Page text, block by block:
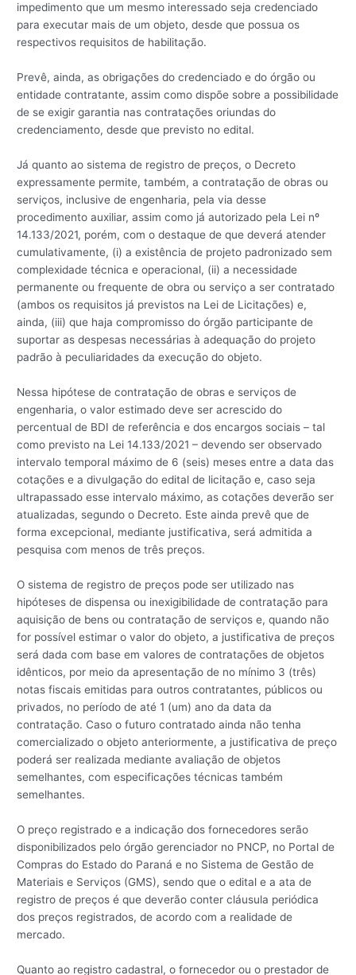
impedimento que um mesmo interessado seja credenciado
para executar mais de um objeto, desde que possua os
respectivos requisitos de habilitação.
Prevê, ainda, as obrigações do credenciado e do órgão ou
entidade contratante, assim como dispõe sobre a possibilidade
de se exigir garantia nas contratações oriundas do
credenciamento, desde que previsto no edital.
Já quanto ao sistema de registro de preços, o Decreto
expressamente permite, também, a contratação de obras ou
serviços, inclusive de engenharia, pela via desse
procedimento auxiliar, assim como já autorizado pela Lei nº
14.133/2021, porém, com o destaque de que deverá atender
cumulativamente, (i) a existência de projeto padronizado sem
complexidade técnica e operacional, (ii) a necessidade
permanente ou frequente de obra ou serviço a ser contratado
(ambos os requisitos já previstos na Lei de Licitações) e,
ainda, (iii) que haja compromisso do órgão participante de
suportar as despesas necessárias à adequação do projeto
padrão à peculiaridades da execução do objeto.
Nessa hipótese de contratação de obras e serviços de
engenharia, o valor estimado deve ser acrescido do
percentual de BDI de referência e dos encargos sociais – tal
como previsto na Lei 14.133/2021 – devendo ser observado
intervalo temporal máximo de 6 (seis) meses entre a data das
cotações e a divulgação do edital de licitação e, caso seja
ultrapassado esse intervalo máximo, as cotações deverão ser
atualizadas, segundo o Decreto. Este ainda prevê que de
forma excepcional, mediante justificativa, será admitida a
pesquisa com menos de três preços.
O sistema de registro de preços pode ser utilizado nas
hipóteses de dispensa ou inexigibilidade de contratação para
aquisição de bens ou contratação de serviços e, quando não
for possível estimar o valor do objeto, a justificativa de preços
será dada com base em valores de contratações de objetos
idênticos, por meio da apresentação de no mínimo 3 (três)
notas fiscais emitidas para outros contratantes, públicos ou
privados, no período de até 1 (um) ano da data da
contratação. Caso o futuro contratado ainda não tenha
comercializado o objeto anteriormente, a justificativa de preço
poderá ser realizada mediante avaliação de objetos
semelhantes, com especificações técnicas também
semelhantes.
O preço registrado e a indicação dos fornecedores serão
disponibilizados pelo órgão gerenciador no PNCP, no Portal de
Compras do Estado do Paraná e no Sistema de Gestão de
Materiais e Serviços (GMS), sendo que o edital e a ata de
registro de preços é que deverão conter cláusula periódica
dos preços registrados, de acordo com a realidade de
mercado.
Quanto ao registro cadastral, o fornecedor ou o prestador de